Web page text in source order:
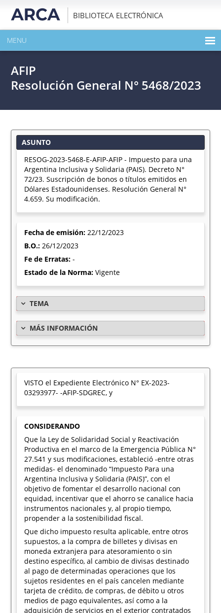
BIBLIOTECA ELECTRÓNICA
MENU
EXPANDIR TODO EL CONTENIDO DE LA PUBLICACIÓN
AFIP
Resolución General N° 5468/2023
ASUNTO
RESOG-2023-5468-E-AFIP-AFIP - Impuesto para una
Argentina Inclusiva y Solidaria (PAIS). Decreto N°
72/23. Suscripción de bonos o títulos emitidos en
Dólares Estadounidenses. Resolución General N°
4.659. Su modificación.
Fecha de emisión:22/12/2023
B.O.:26/12/2023
Fe de Erratas:-
Estado de la Norma:Vigente
TEMA
MÁS INFORMACIÓN
VISTO el Expediente Electrónico N° EX-2023-
03293977- -AFIP-SDGREC, y
CONSIDERANDO
Que la Ley de Solidaridad Social y Reactivación
Productiva en el marco de la Emergencia Pública N°
27.541 y sus modificaciones, estableció -entre otras
medidas- el denominado “Impuesto Para una
Argentina Inclusiva y Solidaria (PAIS)”, con el
objetivo de fomentar el desarrollo nacional con
equidad, incentivar que el ahorro se canalice hacia
instrumentos nacionales y, al propio tiempo,
propender a la sostenibilidad fiscal.
Que dicho impuesto resulta aplicable, entre otros
supuestos, a la compra de billetes y divisas en
moneda extranjera para atesoramiento o sin
destino específico, al cambio de divisas destinado
al pago de determinadas operaciones que los
sujetos residentes en el país cancelen mediante
tarjeta de crédito, de compras, de débito u otros
medios de pago equivalentes, así como a la
adquisición de servicios en el exterior contratados